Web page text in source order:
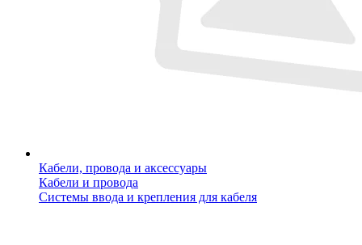
Кабели, провода и аксессуары
Кабели и провода
Системы ввода и крепления для кабеля